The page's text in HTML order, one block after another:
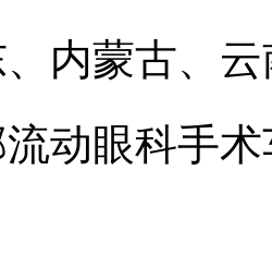
内蒙古、
动眼科手